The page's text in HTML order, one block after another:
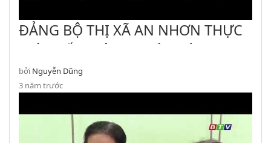
ĐẢNG BỘ THỊ XÃ AN NHƠN THỰC
bởi Nguyễn Dũng
3 năm trước